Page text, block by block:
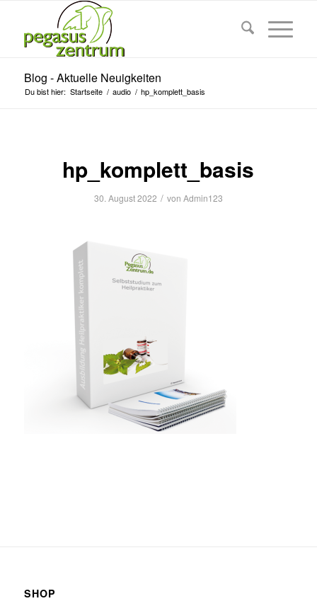
Blog - Aktuelle Neuigkeiten
Du bist hier: Startseite / audio / hp_komplett_basis
hp_komplett_basis
30. August 2022 / von Admin123
SHOP